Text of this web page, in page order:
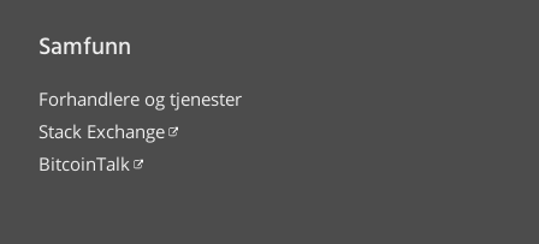
Samfunn
Forhandlere og tjenester
Stack Exchange
BitcoinTalk